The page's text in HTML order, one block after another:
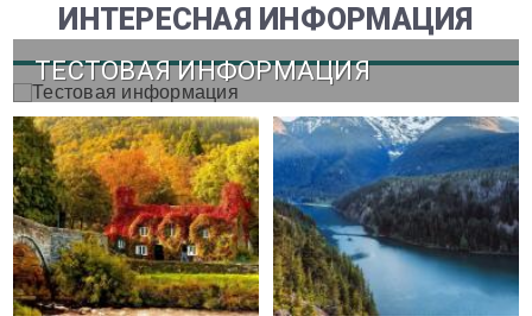
ИНТЕРЕСНАЯ ИНФОРМАЦИЯ
ТЕСТОВАЯ ИНФОРМАЦИЯ